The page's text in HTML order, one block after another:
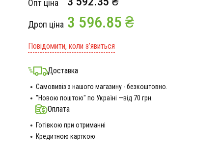
Опт ціна
Дроп ціна 3 596.85 ₴
Повідомити, коли з’явиться
Доставка
Самовивіз з нашого магазину - безкоштовно.
"Новою поштою" по Україні —від 70 грн.
Оплата
Готівкою при отриманні
Кредитною карткою